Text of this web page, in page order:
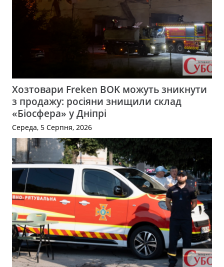
Хозтовари Freken BOK можуть зникнути
з продажу: росіяни знищили склад
«Біосфера» у Дніпрі
Середа, 5 Серпня, 2026